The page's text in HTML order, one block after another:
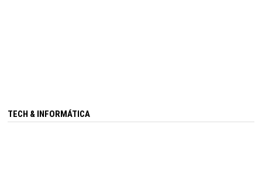
TECH & INFORMÁTICA